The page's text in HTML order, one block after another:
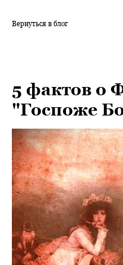
Вернуться в блог
5 фактов о
"Госпоже